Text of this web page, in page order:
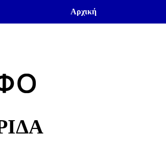
Αρχική